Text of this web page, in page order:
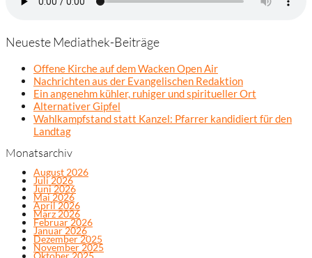
Neueste Mediathek-Beiträge
Offene Kirche auf dem Wacken Open Air
Nachrichten aus der Evangelischen Redaktion
Ein angenehm kühler, ruhiger und spiritueller Ort
Alternativer Gipfel
Wahlkampfstand statt Kanzel: Pfarrer kandidiert für den
Landtag
Monatsarchiv
August 2026
Juli 2026
Juni 2026
Mai 2026
April 2026
März 2026
Februar 2026
Januar 2026
Dezember 2025
November 2025